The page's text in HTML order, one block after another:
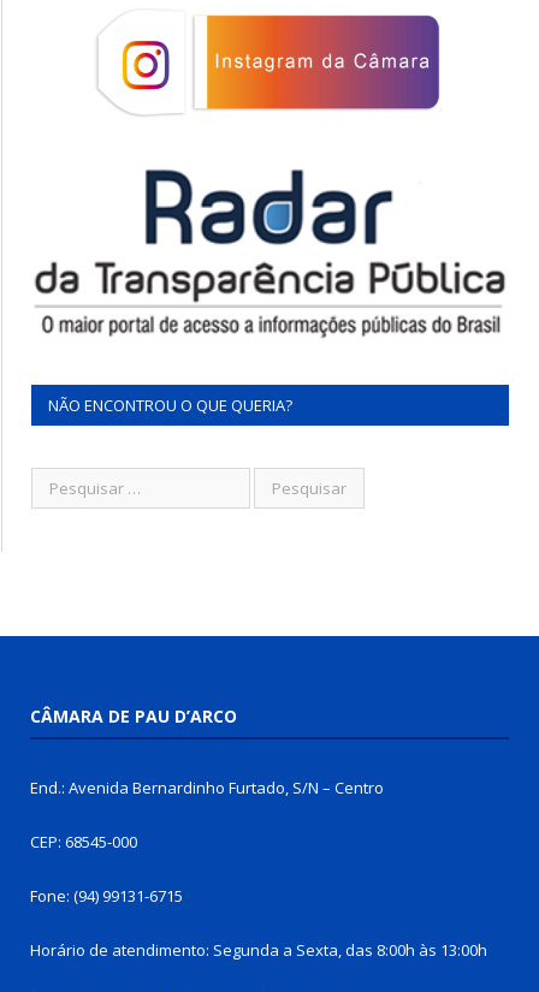
NÃO ENCONTROU O QUE QUERIA?
CÂMARA DE PAU D’ARCO
End.: Avenida Bernardinho Furtado, S/N – Centro
CEP: 68545-000
Fone: (94) 99131-6715
Horário de atendimento: Segunda a Sexta, das 8:00h às 13:00h